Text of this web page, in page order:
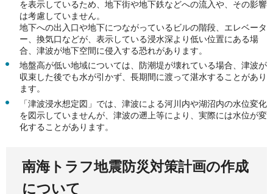
を表示しているため、地下街や地下鉄などへの流入や、その影響
は考慮していません。
地下への出入口や地下につながっているビルの階段、エレベータ
ー、換気口などが、表示している浸水深より低い位置にある場
合、津波が地下空間に侵入する恐れがあります。
地盤高が低い地域については、防潮堤が壊れている場合、津波が
収束した後でも水が引かず、長期間に渡って湛水することがあり
ます。
「津波浸水想定図」では、津波による河川内や湖沼内の水位変化
を図示していませんが、津波の遡上等により、実際には水位が変
化することがあります。
南海トラフ地震防災対策計画の作成
について